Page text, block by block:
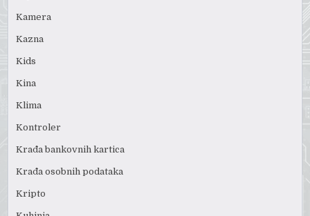
Kamera
Kazna
Kids
Kina
Klima
Kontroler
Krađa bankovnih kartica
Krađa osobnih podataka
Kripto